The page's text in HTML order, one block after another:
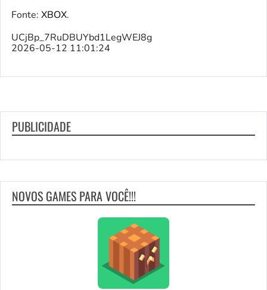
Fonte: XBOX.
UCjBp_7RuDBUYbd1LegWEJ8g
2026-05-12 11:01:24
PUBLICIDADE
NOVOS GAMES PARA VOCÊ!!!